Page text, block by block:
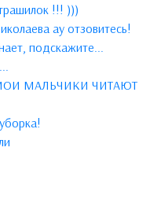
!!! )))
ау отзовитесь!
подскажите...
МАЛЬЧИКИ ЧИТАЮТ